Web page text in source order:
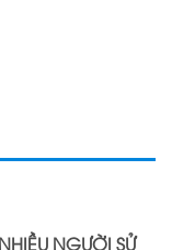
NGƯỜI SỬ